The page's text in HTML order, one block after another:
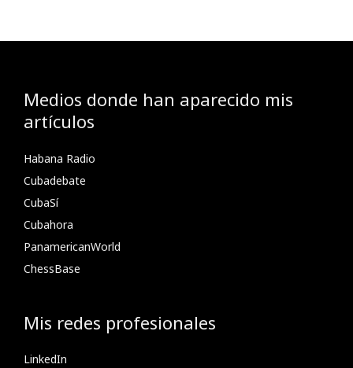
Medios donde han aparecido mis
artículos
Habana Radio
Cubadebate
CubaSí
Cubahora
PanamericanWorld
ChessBase
Mis redes profesionales
LinkedIn